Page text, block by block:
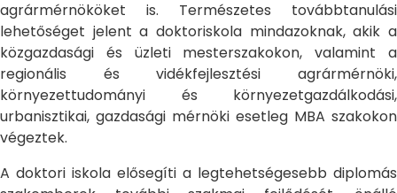
agrármérnököket is. Természetes továbbtanulási
lehetőséget jelent a doktoriskola mindazoknak, akik a
közgazdasági és üzleti mesterszakokon, valamint a
regionális és vidékfejlesztési agrármérnöki,
környezettudományi és környezetgazdálkodási,
urbanisztikai, gazdasági mérnöki esetleg MBA szakokon
végeztek.
A doktori iskola elősegíti a legtehetségesebb diplomás